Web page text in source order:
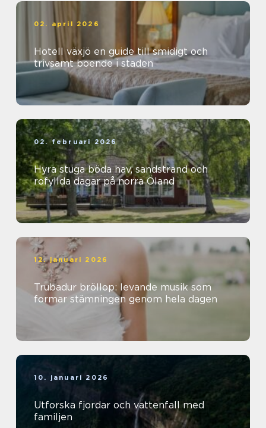
02. april 2026
Hotell växjö en guide till smidigt och
trivsamt boende i staden
02. februari 2026
Hyra stuga böda hav, sandstrand och
rofyllda dagar på norra Öland
12. januari 2026
Trubadur bröllop: levande musik som
formar stämningen genom hela dagen
10. januari 2026
Utforska fjordar och vattenfall med
familjen